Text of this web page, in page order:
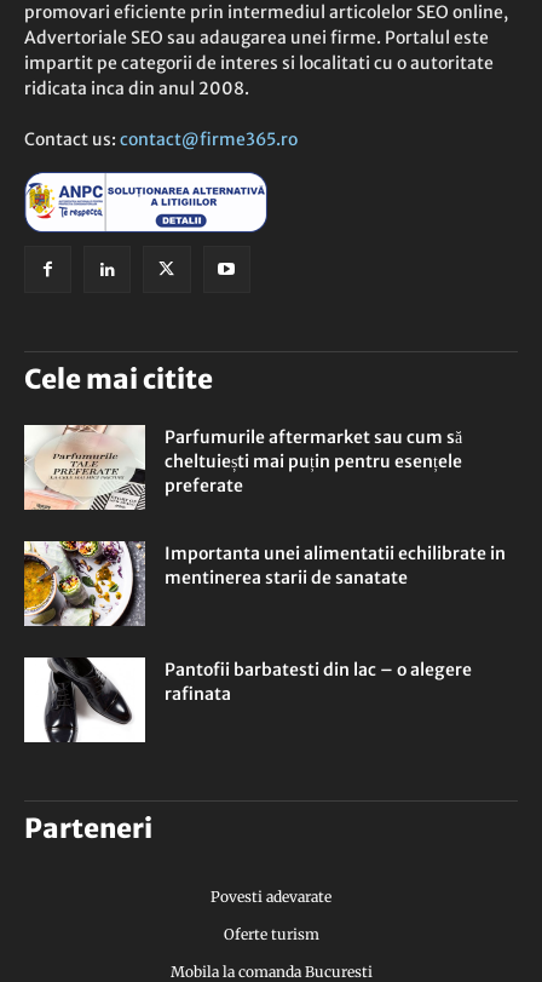
promovari eficiente prin intermediul articolelor SEO online,
Advertoriale SEO sau adaugarea unei firme. Portalul este
impartit pe categorii de interes si localitati cu o autoritate
ridicata inca din anul 2008.
Contact us: contact@firme365.ro
Cele mai citite
Parfumurile aftermarket sau cum să
cheltuiești mai puțin pentru esențele
preferate
Importanta unei alimentatii echilibrate in
mentinerea starii de sanatate
Pantofii barbatesti din lac – o alegere
rafinata
Parteneri
Povesti adevarate
Oferte turism
Mobila la comanda Bucuresti